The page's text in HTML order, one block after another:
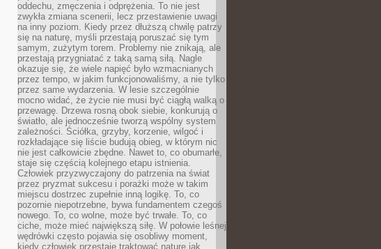
oddechu, zmęczenia i odprężenia. To nie jest
zwykła zmiana scenerii, lecz przestawienie uwagi
na inny poziom. Kiedy przez dłuższą chwilę patrzy
się na naturę, myśli przestają poruszać się tym
samym, zużytym torem. Problemy nie znikają, ale
przestają przygniatać z taką samą siłą. Nagle
okazuje się, że wiele napięć było wzmacnianych
przez tempo, w jakim funkcjonowaliśmy, a nie tylko
przez same wydarzenia. W lesie szczególnie
mocno widać, że życie nie musi być ciągłą walką o
przewagę. Drzewa rosną obok siebie, konkurują o
światło, ale jednocześnie tworzą wspólny system
zależności. Ściółka, grzyby, korzenie, wilgoć i
rozkładające się liście budują obieg, w którym nic
nie jest całkowicie zbędne. Nawet to, co obumarłe,
staje się częścią kolejnego etapu istnienia.
Człowiek przyzwyczajony do patrzenia na świat
przez pryzmat sukcesu i porażki może w takim
miejscu dostrzec zupełnie inną logikę. To, co
pozornie niepotrzebne, bywa fundamentem czegoś
nowego. To, co wolne, może być trwałe. To, co
ciche, może mieć największą siłę. W połowie leśnej
wędrówki często pojawia się osobliwy moment,
kiedy człowiek przestaje traktować naturę jak